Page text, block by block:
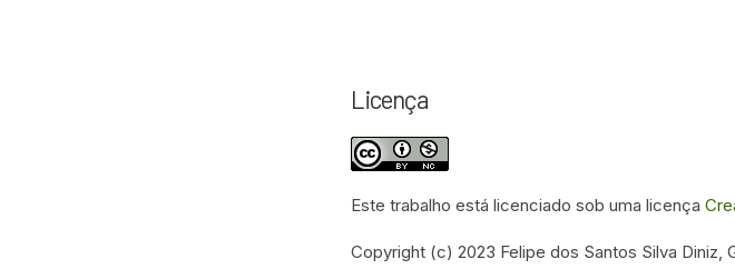
Licença
Este trabalho está licenciado sob uma licença
Copyright (c) 2023 Felipe dos Santos Silva Diniz,